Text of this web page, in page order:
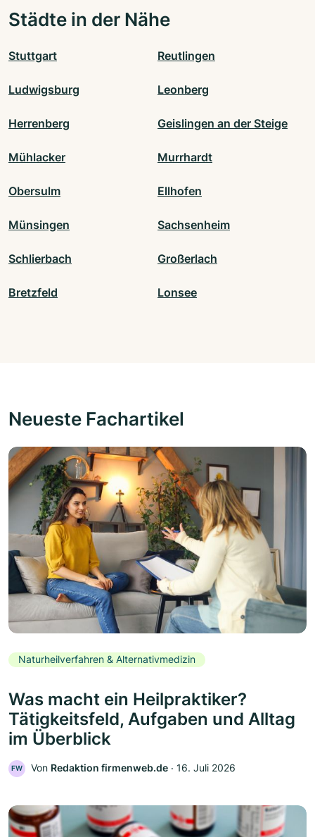
Städte in der Nähe
Stuttgart Reutlingen
Ludwigsburg Leonberg
Herrenberg Geislingen an der Steige
Mühlacker Murrhardt
Obersulm Ellhofen
Münsingen Sachsenheim
Schlierbach Großerlach
Bretzfeld Lonsee
Neueste Fachartikel
Naturheilverfahren & Alternativmedizin
Was macht ein Heilpraktiker?
Tätigkeitsfeld, Aufgaben und Alltag
im Überblick
FW Von Redaktion firmenweb.de ‧ 16. Juli 2026